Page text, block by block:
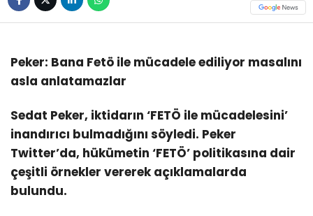
Peker: Bana Fetö ile mücadele ediliyor masalını
asla anlatamazlar
Sedat Peker, iktidarın ‘FETÖ ile mücadelesini’
inandırıcı bulmadığını söyledi. Peker
Twitter’da, hükümetin ‘FETÖ’ politikasına dair
çeşitli örnekler vererek açıklamalarda
bulundu.